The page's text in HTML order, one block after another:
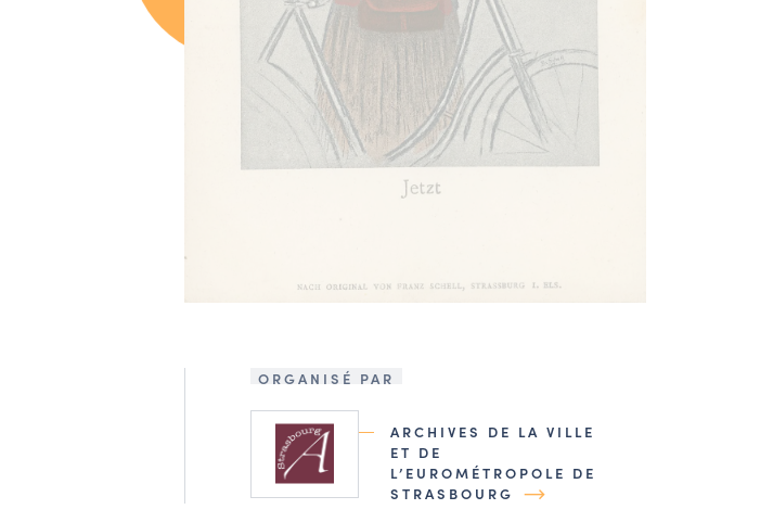
ORGANISÉ PAR
ARCHIVES DE LA VILLE
ET DE
L’EUROMÉTROPOLE DE
STRASBOURG